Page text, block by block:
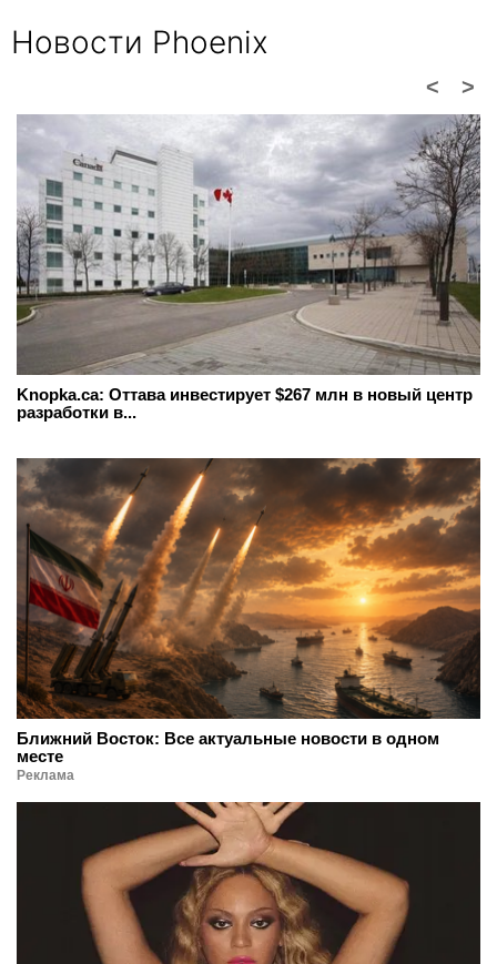
Новости Phoenix
>
<
Knopka.ca: Оттава инвестирует $267 млн в новый центр
разработки в...
Ближний Восток: Все актуальные новости в одном
месте
Реклама